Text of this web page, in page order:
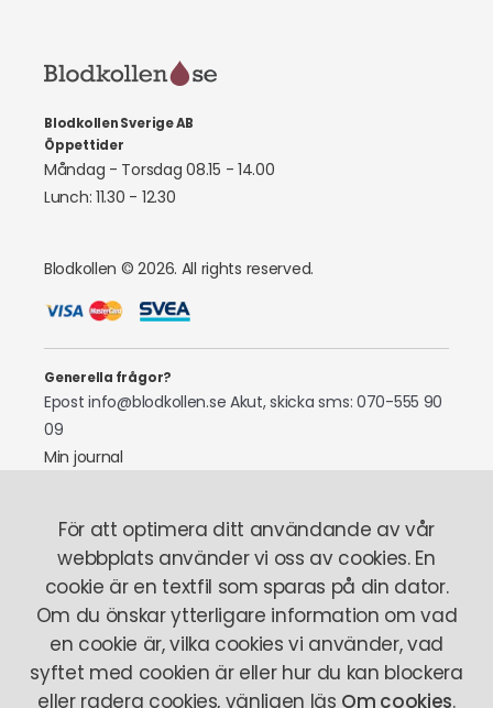
Blodkollen Sverige AB
Öppettider
Måndag - Torsdag 08.15 - 14.00
Lunch: 11.30 - 12.30
Blodkollen © 2026. All rights reserved.
Generella frågor?
Epost info@blodkollen.se Akut, skicka sms: 070-555 90
09
Min journal
Tel: 070-522 97 87
Om oss Så fungerar det Här finns vi Stickrädsla
Vårt team
Personuppgiftspolicy Köpvillkor Om Cookies
För att optimera ditt användande av vår
webbplats använder vi oss av cookies. En
cookie är en textfil som sparas på din dator.
Om du önskar ytterligare information om vad
en cookie är, vilka cookies vi använder, vad
syftet med cookien är eller hur du kan blockera
eller radera cookies, vänligen läs Om cookies.